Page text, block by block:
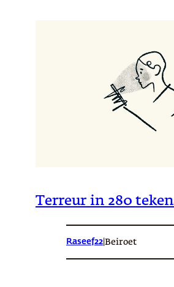
Terreur in 280
Raseef22 Beiroet